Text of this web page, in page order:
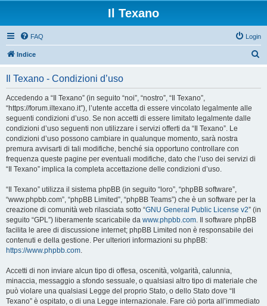
Il Texano
FAQ Login
Indice
Il Texano - Condizioni d’uso
Accedendo a “Il Texano” (in seguito “noi”, “nostro”, “Il Texano”,
“https://forum.iltexano.it”), l’utente accetta di essere vincolato legalmente alle
seguenti condizioni d’uso. Se non accetti di essere limitato legalmente dalle
condizioni d’uso seguenti non utilizzare i servizi offerti da “Il Texano”. Le
condizioni d’uso possono cambiare in qualunque momento, sarà nostra
premura avvisarti di tali modifiche, benché sia opportuno controllare con
frequenza queste pagine per eventuali modifiche, dato che l’uso dei servizi di
“Il Texano” implica la completa accettazione delle condizioni d’uso.
“Il Texano” utilizza il sistema phpBB (in seguito “loro”, “phpBB software”,
“www.phpbb.com”, “phpBB Limited”, “phpBB Teams”) che è un software per la
creazione di comunità web rilasciata sotto “GNU General Public License v2” (in
seguito “GPL”) liberamente scaricabile da www.phpbb.com. Il software phpBB
facilita le aree di discussione internet; phpBB Limited non è responsabile dei
contenuti e della gestione. Per ulteriori informazioni su phpBB:
https://www.phpbb.com.
Accetti di non inviare alcun tipo di offesa, oscenità, volgarità, calunnia,
minaccia, messaggio a sfondo sessuale, o qualsiasi altro tipo di materiale che
può violare una qualsiasi Legge del proprio Stato, o dello Stato dove “Il
Texano” è ospitato, o di una Legge internazionale. Fare ciò porta all’immediato